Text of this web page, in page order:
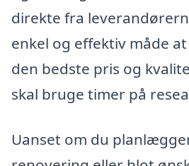
direkte fra
enkel og effektiv måde
den bedste pris og
skal bruge timer på
Uanset om du